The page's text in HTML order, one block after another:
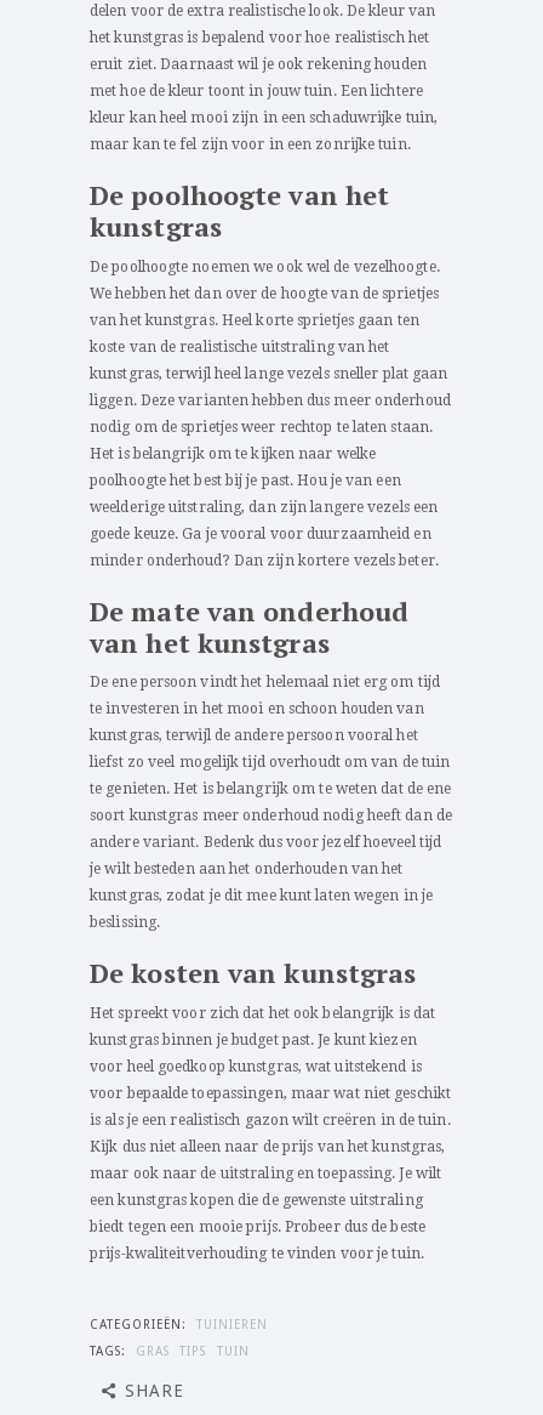
delen voor de extra realistische look. De kleur van
het kunstgras is bepalend voor hoe realistisch het
eruit ziet. Daarnaast wil je ook rekening houden
met hoe de kleur toont in jouw tuin. Een lichtere
kleur kan heel mooi zijn in een schaduwrijke tuin,
maar kan te fel zijn voor in een zonrijke tuin.
De poolhoogte van het
kunstgras
De poolhoogte noemen we ook wel de vezelhoogte.
We hebben het dan over de hoogte van de sprietjes
van het kunstgras. Heel korte sprietjes gaan ten
koste van de realistische uitstraling van het
kunstgras, terwijl heel lange vezels sneller plat gaan
liggen. Deze varianten hebben dus meer onderhoud
nodig om de sprietjes weer rechtop te laten staan.
Het is belangrijk om te kijken naar welke
poolhoogte het best bij je past. Hou je van een
weelderige uitstraling, dan zijn langere vezels een
goede keuze. Ga je vooral voor duurzaamheid en
minder onderhoud? Dan zijn kortere vezels beter.
De mate van onderhoud
van het kunstgras
De ene persoon vindt het helemaal niet erg om tijd
te investeren in het mooi en schoon houden van
kunstgras, terwijl de andere persoon vooral het
liefst zo veel mogelijk tijd overhoudt om van de tuin
te genieten. Het is belangrijk om te weten dat de ene
soort kunstgras meer onderhoud nodig heeft dan de
andere variant. Bedenk dus voor jezelf hoeveel tijd
je wilt besteden aan het onderhouden van het
kunstgras, zodat je dit mee kunt laten wegen in je
beslissing.
De kosten van kunstgras
Het spreekt voor zich dat het ook belangrijk is dat
kunstgras binnen je budget past. Je kunt kiezen
voor heel goedkoop kunstgras, wat uitstekend is
voor bepaalde toepassingen, maar wat niet geschikt
is als je een realistisch gazon wilt creëren in de tuin.
Kijk dus niet alleen naar de prijs van het kunstgras,
maar ook naar de uitstraling en toepassing. Je wilt
een kunstgras kopen die de gewenste uitstraling
biedt tegen een mooie prijs. Probeer dus de beste
prijs-kwaliteitverhouding te vinden voor je tuin.
CATEGORIEËN:
TUINIEREN
TAGS:
GRAS TIPS TUIN
SHARE